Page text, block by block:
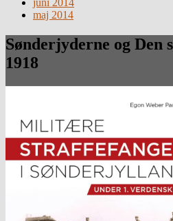
maj 2014
Sønderjyderne og Den
1918